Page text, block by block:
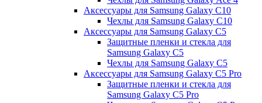
Аксессуары для Samsung Galaxy C10
Чехлы для Samsung Galaxy C10
Аксессуары для Samsung Galaxy C5
Защитные пленки и стекла для
Samsung Galaxy C5
Чехлы для Samsung Galaxy C5
Аксессуары для Samsung Galaxy C5 Pro
Защитные пленки и стекла для
Samsung Galaxy C5 Pro